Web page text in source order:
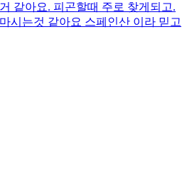
같아요. 피곤할때 주로 찾게되고.
시는것 같아요 스페인산 이라 믿고